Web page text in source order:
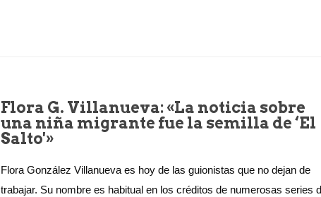
Flora G. Villanueva: «La noticia sobre
una niña migrante fue la semilla de ‘El
Salto'»
Flora González Villanueva es hoy de las guionistas que no dejan de
trabajar. Su nombre es habitual en los créditos de numerosas series